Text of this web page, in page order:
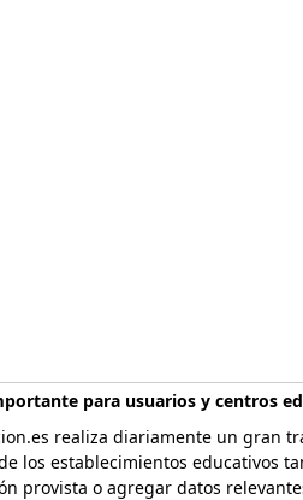
para usuarios y centros
realiza diariamente un gran
los establecimientos educativos
provista o agregar datos